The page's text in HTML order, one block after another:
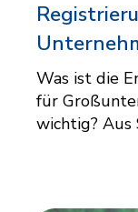
Was ist die
für
wichtig? Aus